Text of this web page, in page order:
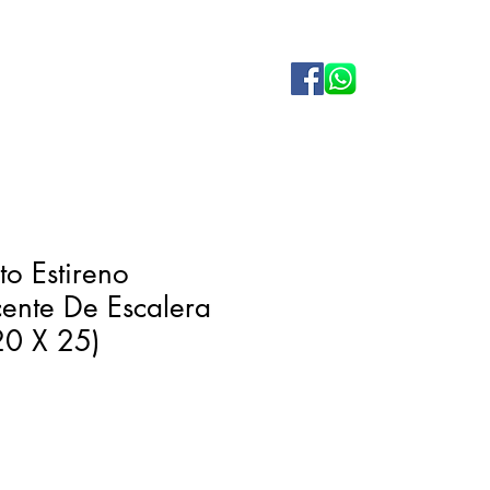
Estireno
De Escalera
X 25)